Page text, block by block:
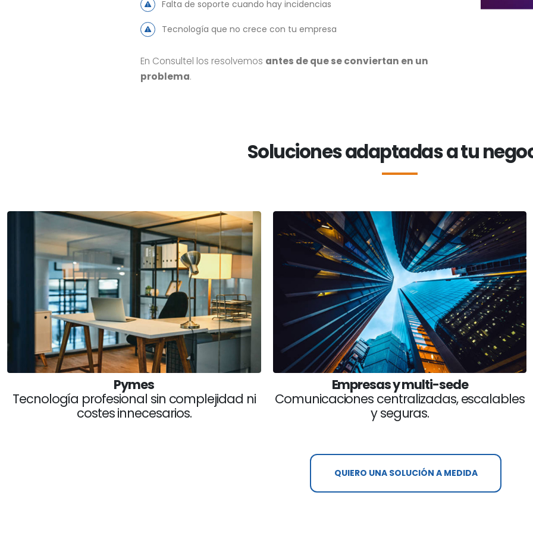
Falta de soporte cuando hay incidencias
Tecnología que no crece con tu empresa
En Consultel los resolvemos antes de que se conviertan en un
problema.
Soluciones adaptadas a tu
Pymes
Tecnología profesional sin complejidad ni
costes innecesarios.
Empresas y multi-sede
Comunicaciones centralizadas, escalables
y seguras.
QUIERO UNA SOLUCIÓN A MEDIDA